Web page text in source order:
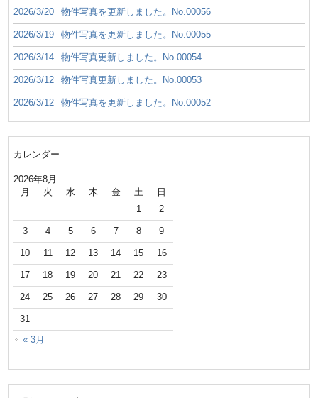
2026/3/20 物件写真を更新しました。No.00056
2026/3/19 物件写真を更新しました。No.00055
2026/3/14 物件写真更新しました。No.00054
2026/3/12 物件写真更新しました。No.00053
2026/3/12 物件写真を更新しました。No.00052
カレンダー
2026年8月
月 火 水 木 金 土
日
1
2
3 4 5 6 7 8 9
10 11 12 13 14 15 16
17 18 19 20 21 22 23
24 25 26 27 28 29 30
31
« 3月